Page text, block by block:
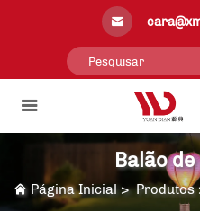
Balão
Página Inicial>Produtos